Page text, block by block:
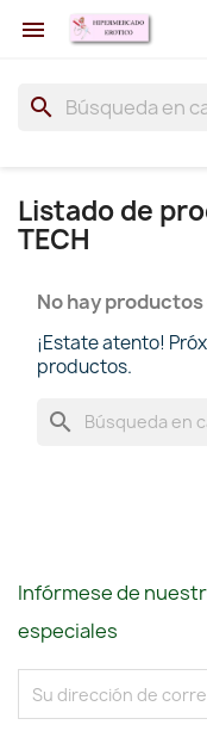

search
Listado de
TECH
No hay
¡Estate atento!
productos.
search
Infórmese de
especiales